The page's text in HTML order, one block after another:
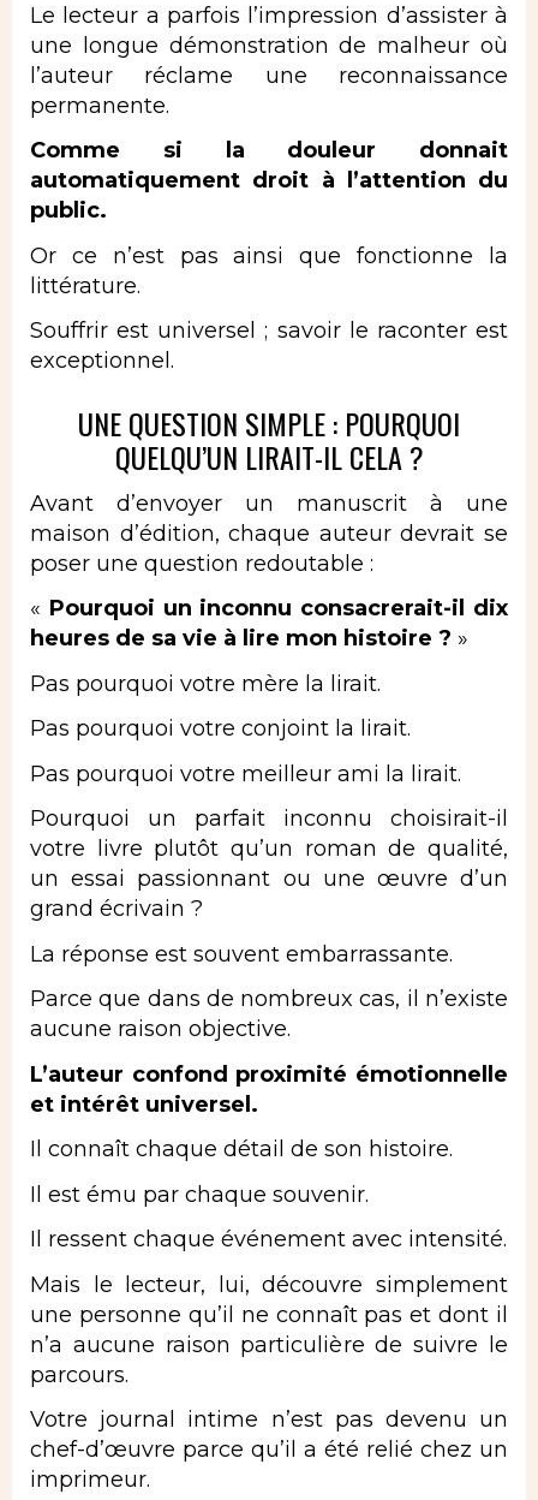
Le lecteur a parfois l’impression d’assister à
une longue démonstration de malheur où
l’auteur réclame une reconnaissance
permanente.
Comme si la douleur donnait
automatiquement droit à l’attention du
public.
Or ce n’est pas ainsi que fonctionne la
littérature.
Souffrir est universel ; savoir le raconter est
exceptionnel.
UNE QUESTION SIMPLE : POURQUOI
QUELQU’UN LIRAIT-IL CELA ?
Avant d’envoyer un manuscrit à une
maison d’édition, chaque auteur devrait se
poser une question redoutable :
« Pourquoi un inconnu consacrerait-il dix
heures de sa vie à lire mon histoire ? »
Pas pourquoi votre mère la lirait.
Pas pourquoi votre conjoint la lirait.
Pas pourquoi votre meilleur ami la lirait.
Pourquoi un parfait inconnu choisirait-il
votre livre plutôt qu’un roman de qualité,
un essai passionnant ou une œuvre d’un
grand écrivain ?
La réponse est souvent embarrassante.
Parce que dans de nombreux cas, il n’existe
aucune raison objective.
L’auteur confond proximité émotionnelle
et intérêt universel.
Il connaît chaque détail de son histoire.
Il est ému par chaque souvenir.
Il ressent chaque événement avec intensité.
Mais le lecteur, lui, découvre simplement
une personne qu’il ne connaît pas et dont il
n’a aucune raison particulière de suivre le
parcours.
Votre journal intime n’est pas devenu un
chef-d’œuvre parce qu’il a été relié chez un
imprimeur.